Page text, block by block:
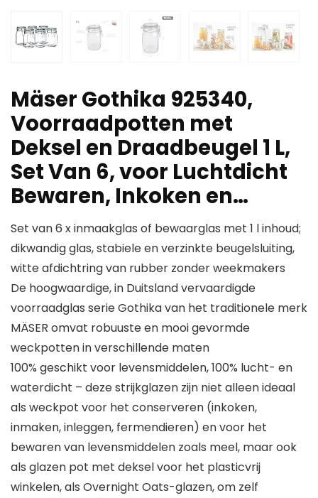
Mäser Gothika 925340,
Voorraadpotten met
Deksel en Draadbeugel 1 L,
Set Van 6, voor Luchtdicht
Bewaren, Inkoken en…
Set van 6 x inmaakglas of bewaarglas met 1 l inhoud;
dikwandig glas, stabiele en verzinkte beugelsluiting,
witte afdichtring van rubber zonder weekmakers
De hoogwaardige, in Duitsland vervaardigde
voorraadglas serie Gothika van het traditionele merk
MÄSER omvat robuuste en mooi gevormde
weckpotten in verschillende maten
100% geschikt voor levensmiddelen, 100% lucht- en
waterdicht – deze strijkglazen zijn niet alleen ideaal
als weckpot voor het conserveren (inkoken,
inmaken, inleggen, fermendieren) en voor het
bewaren van levensmiddelen zoals meel, maar ook
als glazen pot met deksel voor het plasticvrij
winkelen, als Overnight Oats-glazen, om zelf